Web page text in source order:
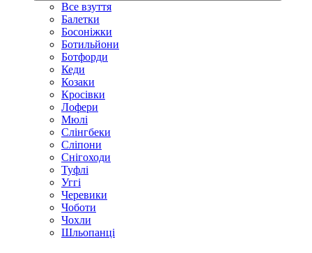
Все взуття
Балетки
Босоніжки
Ботильйони
Ботфорди
Кеди
Козаки
Кросівки
Лофери
Мюлі
Слінгбеки
Сліпони
Снігоходи
Туфлі
Уггі
Черевики
Чоботи
Чохли
Шльопанці